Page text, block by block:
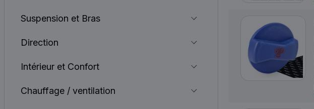
Suspension et Bras
Direction
Intérieur et Confort
Chauffage / ventilation